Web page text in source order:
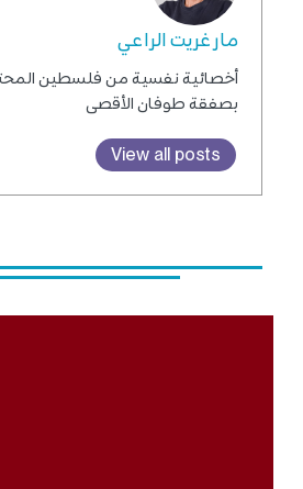
مارغريت الراعي
أخصائية نفسية من فلسطين
بصفقة طوفان الأقصى
View all posts